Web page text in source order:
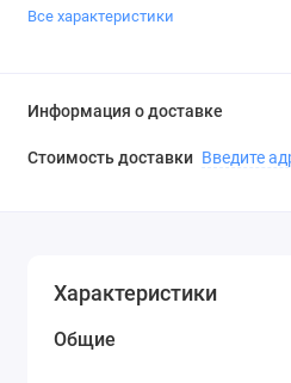
Все характеристики
Информация о доставке
Стоимость доставки Введите
Характеристики
Общие